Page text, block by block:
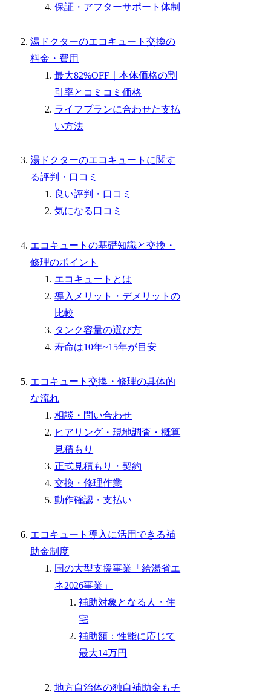
保証・アフターサポート体制
湯ドクターのエコキュート交換の
料金・費用
最大82%OFF｜本体価格の割
引率とコミコミ価格
ライフプランに合わせた支払
い方法
湯ドクターのエコキュートに関す
る評判・口コミ
良い評判・口コミ
気になる口コミ
エコキュートの基礎知識と交換・
修理のポイント
エコキュートとは
導入メリット・デメリットの
比較
タンク容量の選び方
寿命は10年~15年が目安
エコキュート交換・修理の具体的
な流れ
相談・問い合わせ
ヒアリング・現地調査・概算
見積もり
正式見積もり・契約
交換・修理作業
動作確認・支払い
エコキュート導入に活用できる補
助金制度
国の大型支援事業「給湯省エ
ネ2026事業」
補助対象となる人・住
宅
補助額：性能に応じて
最大14万円
地方自治体の独自補助金もチ